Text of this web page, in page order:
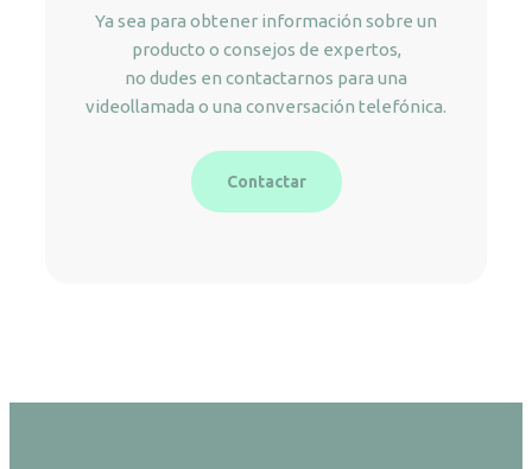
Ya sea para obtener información sobre un
producto o consejos de expertos,
no dudes en contactarnos para una
videollamada o una conversación telefónica.
Contactar